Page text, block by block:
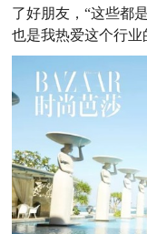
了好朋友，“这些都
也是我热爱这个行业